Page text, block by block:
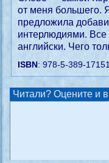
от меня большего.
предложила
интерлюдиями.
английски. Чего
ISBN: 978-5-389-
Читали? Оцените и